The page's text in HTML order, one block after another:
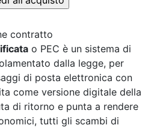
contratto
o PEC è un sistema di
dalla legge, per
di posta elettronica con
come versione digitale della
di ritorno e punta a rendere
tutti gli scambi di